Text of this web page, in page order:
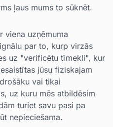
ļaus mums to sūknēt.
viena uzņēmuma
par to, kurp virzās
uz "verificētu tīmekli", kur
jūsu fiziskajam
vai tikai
uz kuru mēs atbildēsim
turiet savu pasi pa
nepieciešama.